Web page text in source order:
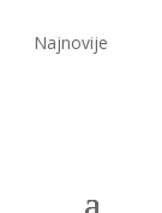
Najnovije